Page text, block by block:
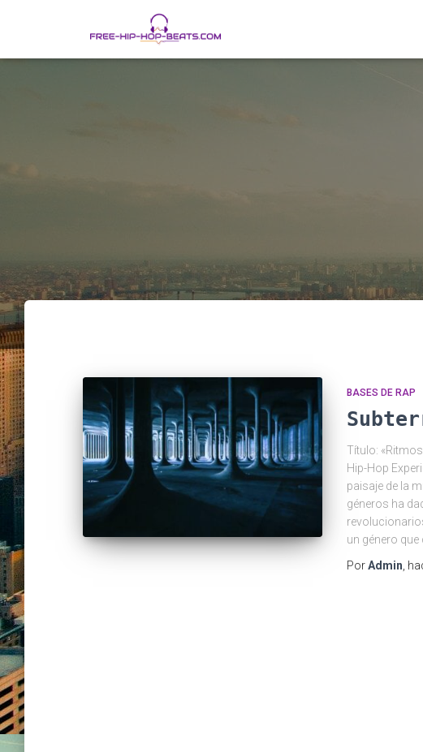
BASES DE RAP
Título:
Hip-Hop
paisaje de la
géneros ha
un género
PorAdmin ,